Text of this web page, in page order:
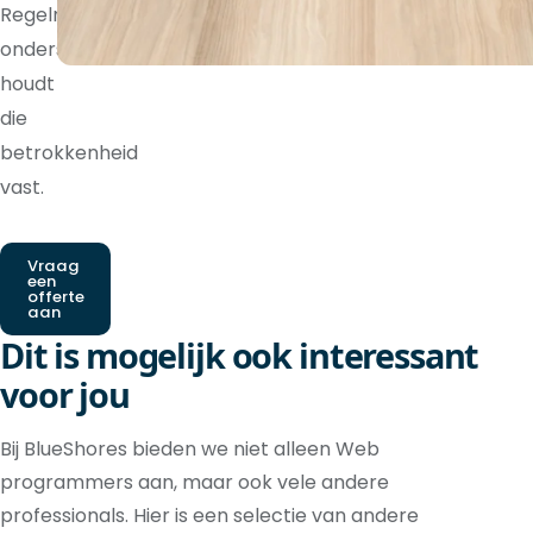
Regelmatige
ondersteuning
houdt
die
betrokkenheid
vast.
Vraag
een
offerte
aan
Dit is mogelijk ook interessant
voor jou
Bij BlueShores bieden we niet alleen Web
programmers aan, maar ook vele andere
professionals. Hier is een selectie van andere